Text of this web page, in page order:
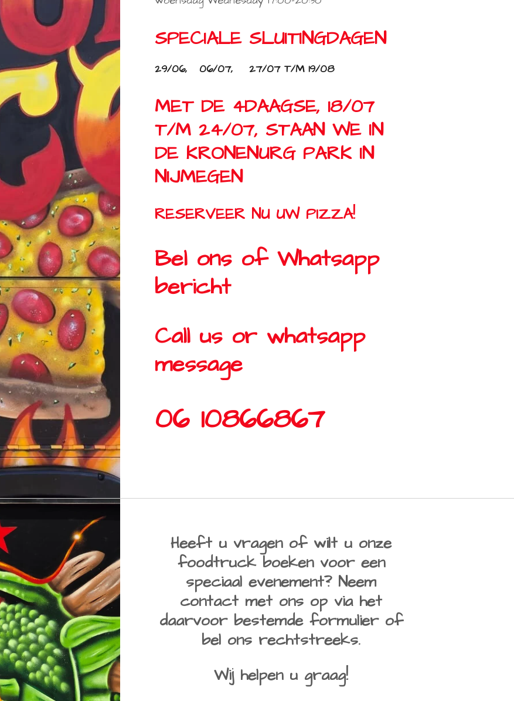
SPECIALE SLUITINGDAGEN
29/06, 06/07, 27/07 T/M 19/08
MET DE 4DAAGSE, 18/07
T/M 24/07, STAAN WE IN
DE KRONENURG PARK IN
NIJMEGEN
RESERVEER NU UW PIZZA!
Bel ons of Whatsapp
bericht
Call us or whatsapp
message
06 10866867
Heeft u vragen of wilt u onze
foodtruck boeken voor een
speciaal evenement? Neem
contact met ons op via het
daarvoor bestemde formulier of
bel ons rechtstreeks.
Wij helpen u graag!